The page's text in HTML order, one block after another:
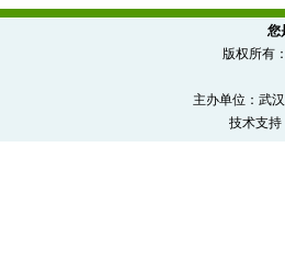
您
版权所有
主办单位：武
技术支持